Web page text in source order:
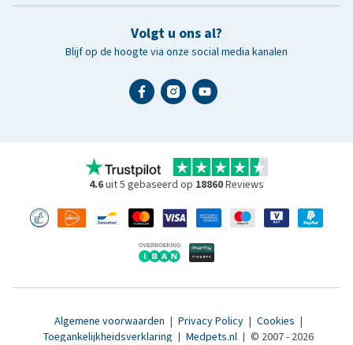
Volgt u ons al?
Blijf op de hoogte via onze social media kanalen
4.6uit 5 gebaseerd op 18860Reviews
Algemene voorwaarden | Privacy Policy | Cookies |
Toegankelijkheidsverklaring | Medpets.nl | © 2007 - 2026